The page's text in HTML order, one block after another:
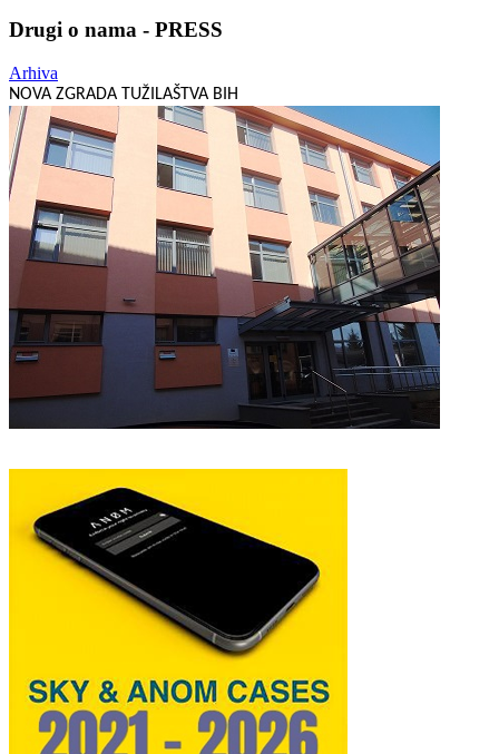
Drugi o nama - PRESS
Arhiva
NOVA ZGRADA TUŽILAŠTVA BIH